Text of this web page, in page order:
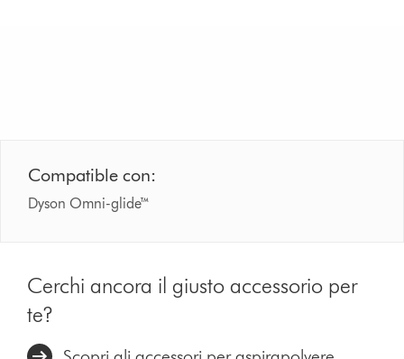
Compatible con:
Dyson Omni-glide™
Cerchi ancora il giusto accessorio per
te?